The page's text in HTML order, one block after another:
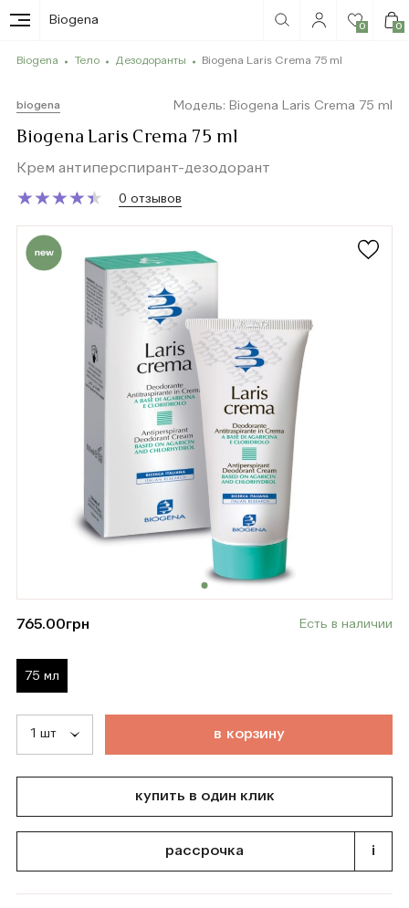
Biogena
0 0
Biogena Тело Дезодоранты Biogena Laris Crema 75 ml
biogena Модель: Biogena Laris Crema 75 ml
Biogena Laris Crema 75 ml
Крем антиперспирант-дезодорант
★
★★
★★
★★
★★
★ 0 отзывов
765.00грн Есть в наличии
75 мл
в корзину
купить в один клик
рассрочка i